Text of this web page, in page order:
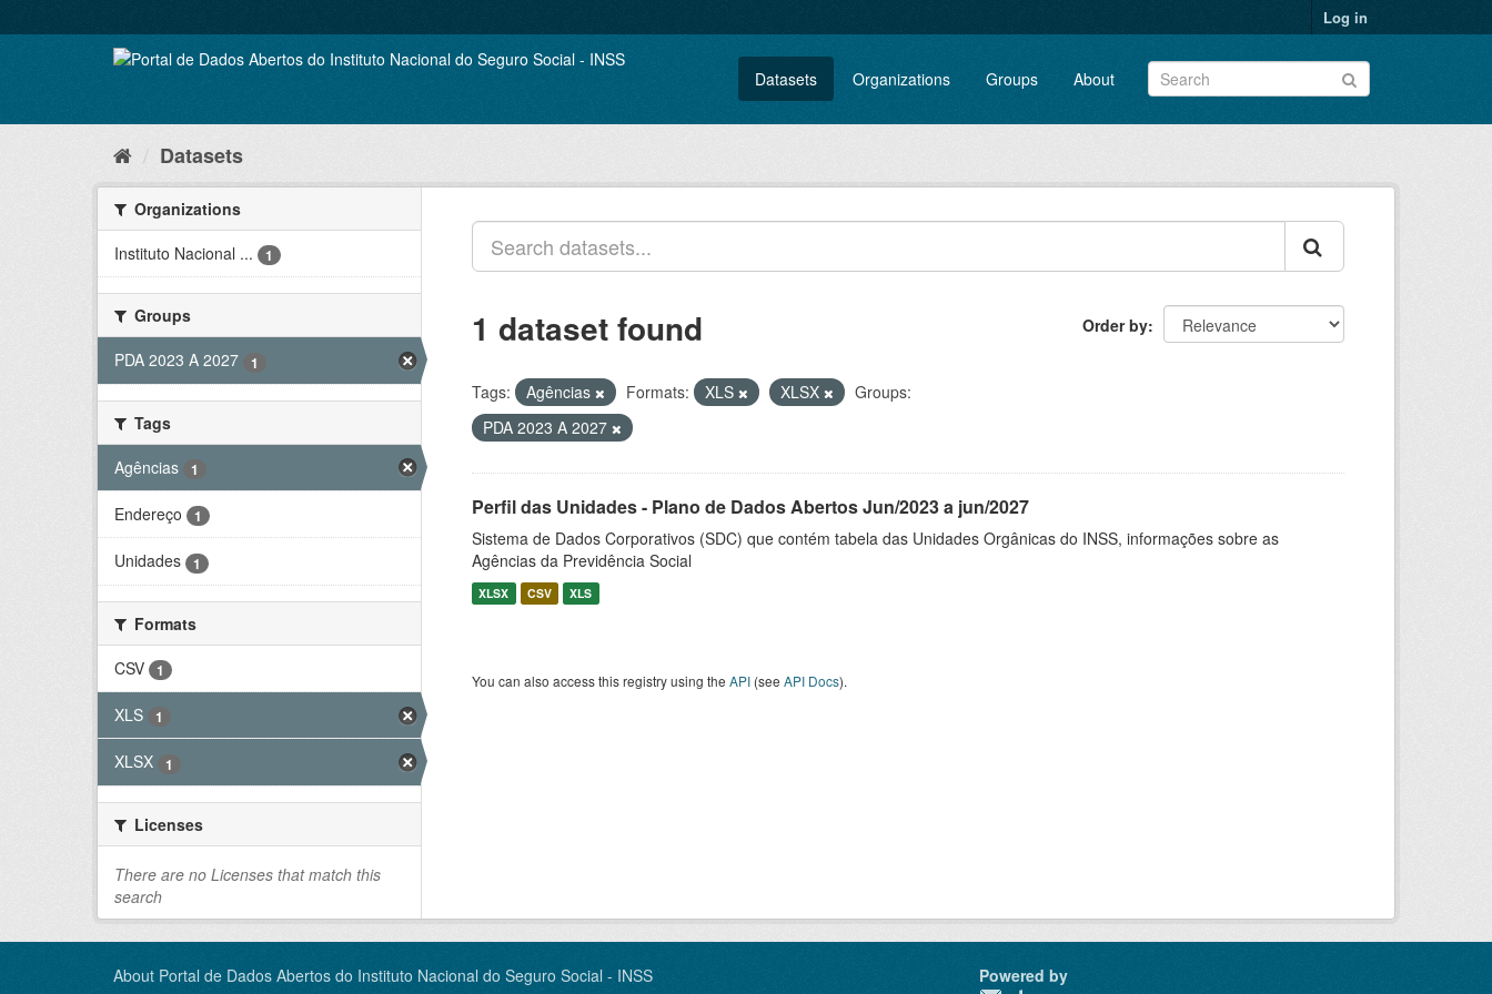
to
Log in
Datasets Organizations Groups About
Datasets
Organizations
Instituto Nacional ...
1
Groups
PDA 2023 A 2027
1
Tags
Agências
1
Endereço 1
Unidades 1
Formats
CSV
1
XLS 1
XLSX 1
Licenses
There are no Licenses that match this
search
Order by
1 dataset found
Tags: Agências Formats: XLS XLSX
Groups:
PDA 2023 A 2027
Perfil das Unidades - Plano de Dados Abertos Jun/2023 a jun/2027
Sistema de Dados Corporativos (SDC) que contém tabela das Unidades Orgânicas do INSS, informações sobre as
Agências da Previdência Social
XLSX CSV XLS
You can also access this registry using the API (see API Docs).
About Portal de Dados Abertos do Instituto Nacional do Seguro Social - INSS
Powered by